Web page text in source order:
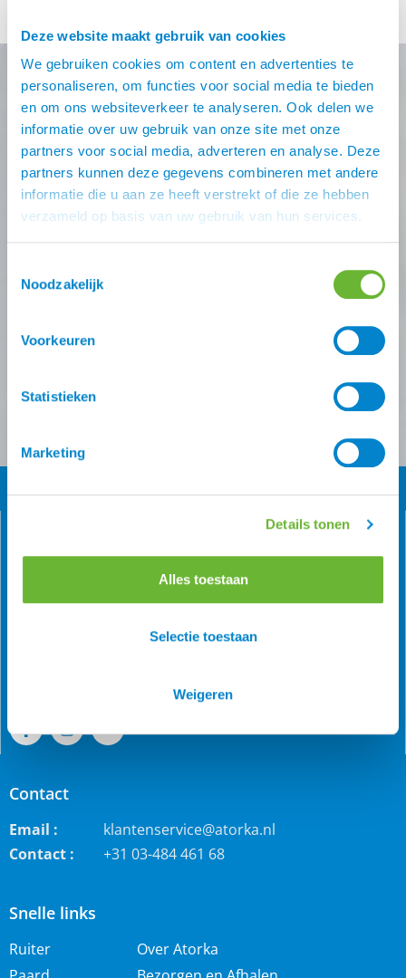
Deze website maakt gebruik van cookies
We gebruiken cookies om content en advertenties te
personaliseren, om functies voor social media te bieden
en om ons websiteverkeer te analyseren. Ook delen we
informatie over uw gebruik van onze site met onze
partners voor social media, adverteren en analyse. Deze
partners kunnen deze gegevens combineren met andere
informatie die u aan ze heeft verstrekt of die ze hebben
verzameld op basis van uw gebruik van hun services.
Noodzakelijk
Voorkeuren
Statistieken
Marketing
Details tonen
Alles toestaan
Selectie toestaan
Weigeren
waarom je paard jeuk / huidproblemen heeft. […]
Nooit meer de beste Atorka
deals missen?
Schrijf je in voor één (of meer) van onze nieuwsbrieven!
Zodra je inschrijving bevestigt is krijg je10% korting
Atorka algemeen
Versturen
Snelle links
Ruiter
Over Atorka
paardenrassen staan wij bekend voor de grote collectie
Contact
Email :
klantenservice@atorka.nl
Contact :
+31 03-484 461 68